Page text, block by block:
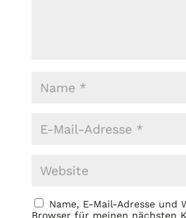
Name, E-Mail-Adresse und
Browser für meinen nächsten